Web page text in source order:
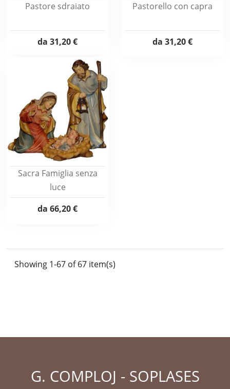
Pastore sdraiato
da 31,20 €
Pastorello con capra
da 31,20 €
Sacra Famiglia senza
luce
da 66,20 €
Showing 1-67 of 67 item(s)
G. COMPLOJ - SOPLASES